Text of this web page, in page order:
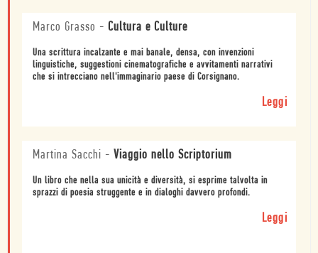
Marco Grasso - Cultura e Culture
Una scrittura incalzante e mai banale, densa, con invenzioni
linguistiche, suggestioni cinematografiche e avvitamenti narrativi
che si intrecciano nell'immaginario paese di Corsignano.
Leggi
Martina Sacchi - Viaggio nello Scriptorium
Un libro che nella sua unicità e diversità, si esprime talvolta in
sprazzi di poesia struggente e in dialoghi davvero profondi.
Leggi